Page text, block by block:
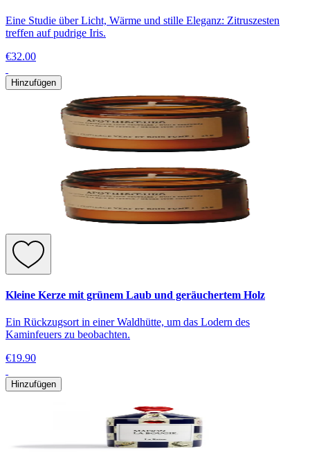
Eine Studie über Licht, Wärme und stille Eleganz: Zitruszesten
treffen auf pudrige Iris.
€32.00
Hinzufügen
Kleine Kerze mit grünem Laub und geräuchertem Holz
Ein Rückzugsort in einer Waldhütte, um das Lodern des
Kaminfeuers zu beobachten.
€19.90
Hinzufügen